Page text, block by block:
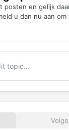
posten en gelijk
u dan nu aan om
topic...